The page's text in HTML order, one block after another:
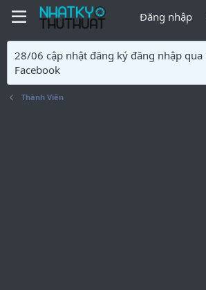
Đăng nhập
28/06 cập nhật đăng ký đăng nhập qua
Facebook
Thành Viên